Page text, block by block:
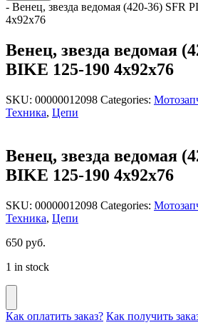
- Венец, звезда ведомая (420-36) SFR
4х92х76
Венец, звезда ведомая
BIKE 125-190 4х92х76
SKU: 00000012098 Categories:
Техника, Цепи
Венец, звезда ведомая
BIKE 125-190 4х92х76
SKU: 00000012098 Categories:
Техника, Цепи
650 руб.
1 in stock
Как оплатить заказ? Как получить